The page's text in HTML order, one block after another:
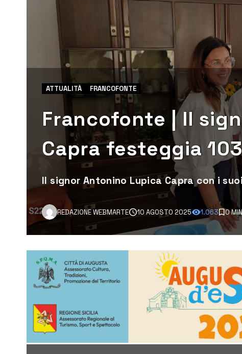
ATTUALITÀ FRANCOFONTE
Francofonte | Il
Capra festeggia
Il signor Antonino Lupica Capra con i
REDAZIONE WEBMARTE 10 AGOSTO 2025 1.063 0